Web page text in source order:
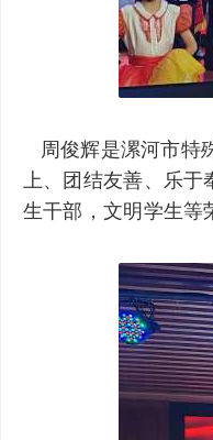
周俊辉是漯河市特
上、团结友善、乐于
生干部，文明学生等